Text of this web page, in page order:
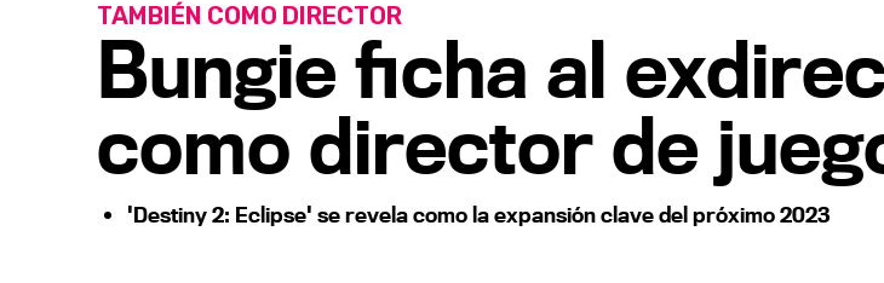
'Destiny 2: Eclipse' se revela como la expansión clave del próximo 2023
Bungie ficha al
como director de
TAMBIÉN COMO DIRECTOR